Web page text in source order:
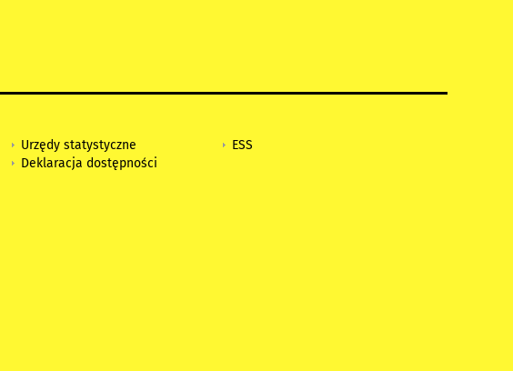
Urzędy statystyczne
Deklaracja dostępności
ESS